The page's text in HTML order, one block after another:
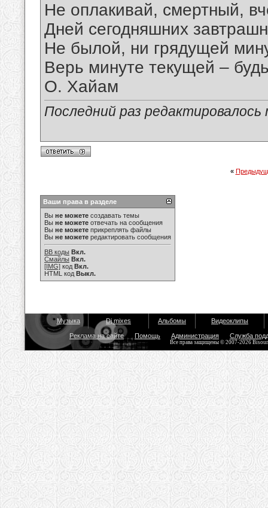
Не оплакивай, смертный,
Дней сегодняшних
Не былой, ни грядущей
Верь минуте текущей –
О. Хайам
Последний раз
«
Ваши права в разделе
Вы не можете создавать темы
Вы не можете отвечать на сообщения
Вы не можете прикреплять файлы
Вы не можете редактировать сообщения
BB коды Вкл.
Смайлы Вкл.
[IMG] код Вкл.
HTML код Выкл.
Музыка Dj mixes Альбомы Видеоклипы
Реклама на сайте Помощь Администрация Служба
Все права защищены © 2007-2026